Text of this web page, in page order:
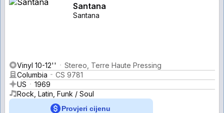
Santana
Santana
Vinyl 10-12''
Stereo, Terre Haute Pressing
Columbia
CS 9781
US
1969
Rock, Latin, Funk / Soul
Provjeri cijenu